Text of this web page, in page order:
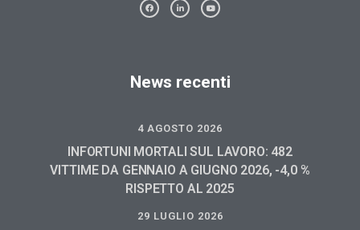
News recenti
4 AGOSTO 2026
INFORTUNI MORTALI SUL LAVORO: 482
VITTIME DA GENNAIO A GIUGNO 2026, -4,0 %
RISPETTO AL 2025
29 LUGLIO 2026